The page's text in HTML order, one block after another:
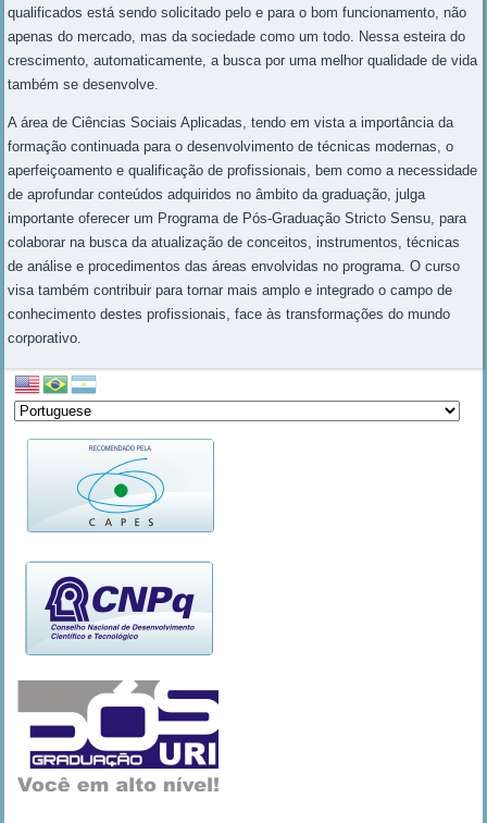
qualificados está sendo solicitado pelo e para o bom funcionamento, não
apenas do mercado, mas da sociedade como um todo. Nessa esteira do
crescimento, automaticamente, a busca por uma melhor qualidade de vida
também se desenvolve.
A área de Ciências Sociais Aplicadas, tendo em vista a importância da
formação continuada para o desenvolvimento de técnicas modernas, o
aperfeiçoamento e qualificação de profissionais, bem como a necessidade
de aprofundar conteúdos adquiridos no âmbito da graduação, julga
importante oferecer um Programa de Pós-Graduação Stricto Sensu, para
colaborar na busca da atualização de conceitos, instrumentos, técnicas
de análise e procedimentos das áreas envolvidas no programa. O curso
visa também contribuir para tornar mais amplo e integrado o campo de
conhecimento destes profissionais, face às transformações do mundo
corporativo.